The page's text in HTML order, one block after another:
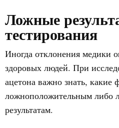
Ложные
тестирования
Иногда отклонения медики
здоровых людей. При
ацетона важно знать, какие
ложноположительным либо
результатам.